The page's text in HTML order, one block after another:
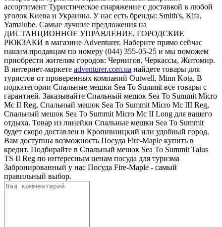
ассортимент Туристическое снаряжение с доставкой в любой
уголок Киева и Украины. У нас есть бренды: Smith's, Kifa,
Yamalube. Самые лучшие предложения на
ДИСТАНЦИОННОЕ УПРАВЛЕНИЕ, ГОРОДСКИЕ
РЮКЗАКИ в магазине Adventurer. Наберите прямо сейчас
нашим продавцам по номеру (044) 355-05-25 и мы поможем
приобрести жителям городов: Чернигов, Черкассы, Житомир.
В интернет-маркете adventurer.com.ua найдете товары для
туристов от проверенных компаний Outwell, Minn Kota. В
подкатегории Спальные мешки Sea To Summit все товары с
гарантией. Заказывайте Спальный мешок Sea To Summit Micro
Mc II Reg, Спальный мешок Sea To Summit Micro Mc III Reg,
Спальный мешок Sea To Summit Micro Mc II Long для вашего
отдыха. Товар из линейки Спальные мешки Sea To Summit
будет скоро доставлен в Кропивницкий или удобный город.
Вам доступны возможность Посуда Fire-Maple купить в
кредит. Подбирайте в Спальный мешок Sea To Summit Talus
TS II Reg по интересным ценам посуда для туризма
Забронированный у нас Посуда Fire-Maple - самый
правильный выбор.